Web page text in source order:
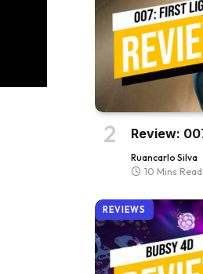
Review:
Ruancarlo Silva
10 Mins Read
REVIEWS